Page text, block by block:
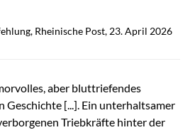
Rheinische Post, 23. April 2026
aber bluttriefendes
Geschichte [...]. Ein unterhaltsamer
Triebkräfte hinter der